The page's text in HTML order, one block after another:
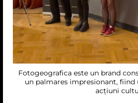
Fotogeografica este un brand
un palmares impresionant,
acțiuni